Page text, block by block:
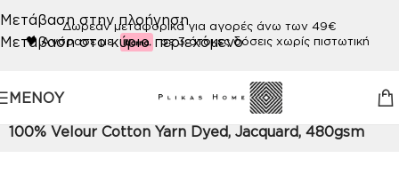
Μετάβαση στην πλοήγηση
Μετάβαση στο κύριο περιεχόμενο
Δωρεάν μεταφορικά για αγορές άνω των 49€
🖤Αγόρασε με σε 3 άτοκες δόσεις χωρίς πιστωτική
ΜΕΝΟΎ
Προϊόν ΠΟΙΟΤΗΤΑ/
100% Velour Cotton Yarn Dyed, Jacquard, 480gsm